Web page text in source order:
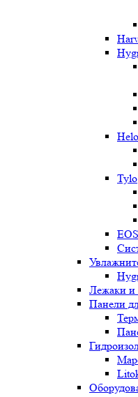
Helo
Tylo
EOS
Лежаки и
Панели